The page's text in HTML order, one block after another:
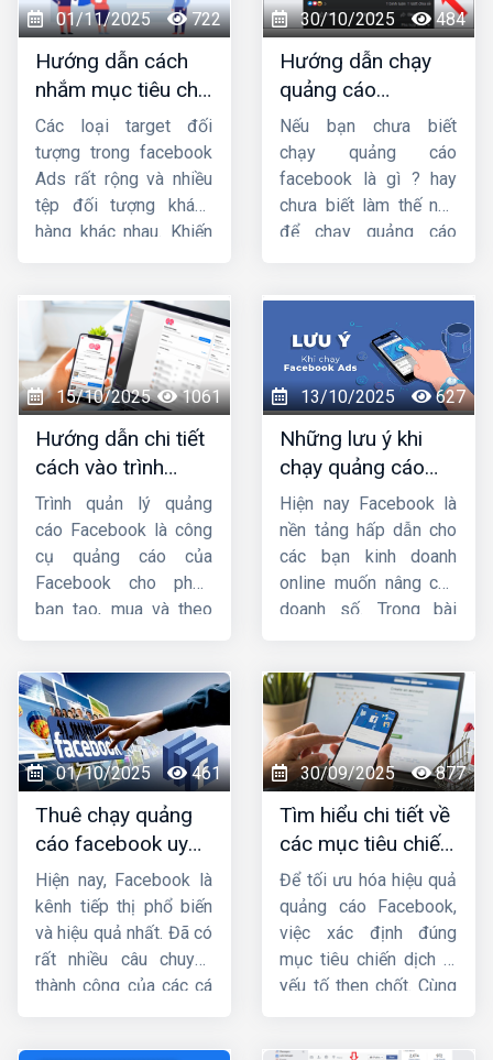
việc nắm vữngcách
tạo đối tượng quảng
cáo trên Facebook
kỹ năng bắt buộc đối
với bất kỳ nhà quảng
cáo nào, dù bạn là
người mới hay đã chạy
Ads lâu năm.
giản và hiệu quả, giúp
bạn nắm bắt mọi thông
tin cần thiết để tối ưu
hóa chiến dịch.
01/11/2025 722
Hướng dẫn cách
nhắm mục tiêu chi
tiết trong quảng
cáo facebook
Các loại target đối
tượng trong facebook
Ads rất rộng và nhiều
tệp đối tượng khách
hàng khác nhau. Khiến
vì không biết nên sử
dụng ads target gì phù
hợp với sản phẩm/
dịch vụ của mình.
Trong bài chia sẻ này,
HIGsẽ hướng dẫn
cách nhắm mục tiêu
chi tiết trong quảng
cáo facebook. Mời
các bạn cùng theo dõi
nhá.
30/10/2025 484
Hướng dẫn chạy
quảng cáo
facebook từ a đến
z từ chuyên gia
Nếu bạn chưa biết
chạy quảng cáo
facebook là gì ? hay
chưa biết làm thế nào
để chạy quảng cáo
facebook từ a đến
zcủaCông ty HIG
để
nắm rõ nhé !
15/10/2025 1061
Hướng dẫn chi tiết
cách vào trình
quản lý quảng cáo
trên facebook
Trình quản lý quảng
cáo Facebook là công
cụ quảng cáo của
Facebook cho phép
bạn tạo, mua và theo
sẽ cung cấp cho bạn
cách vào trình quản
lý quảng cáo trên
Facebookbằng điện
thoại, máy tính một
cách nhanh chóng.
13/10/2025 627
Những lưu ý khi
chạy quảng cáo
facebook mà bạn
cần phải biết
Hiện nay Facebook là
nền tảng hấp dẫn cho
các bạn kinh doanh
online muốn nâng cao
doanh số. Trong bài
hiểu
những lưu ý khi
chạy quảng cáo
facebooknhé !
01/10/2025
461
Thuê chạy quảng
cáo facebook uy
tín, chuyên nghiệp,
hiệu quả ở đâu ?
Hiện nay, Facebook là
kênh tiếp thị phổ biến
và hiệu quả nhất. Đã có
rất nhiều câu chuyện
thành công của các cá
30/09/2025 877
Tìm hiểu chi tiết về
các mục tiêu chiến
dịch quảng cáo
facebook
Để tối ưu hóa hiệu quả
quảng cáo Facebook,
việc xác định đúng
mục tiêu chiến dịch là
yếu tố then chốt. Cùng